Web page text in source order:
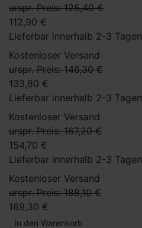
urspr. Preis: 125,40 €
112,90 €
Lieferbar innerhalb 2-3 Tagen
Kostenloser Versand
urspr. Preis: 146,30 €
133,80 €
Lieferbar innerhalb 2-3 Tagen
Kostenloser Versand
urspr. Preis: 167,20 €
154,70 €
Lieferbar innerhalb 2-3 Tagen
Kostenloser Versand
urspr. Preis: 188,10 €
169,30 €
In den Warenkorb